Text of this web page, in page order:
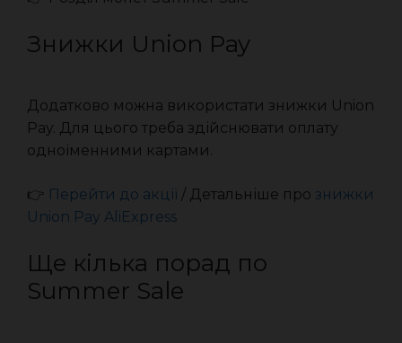
Знижки Union Pay
Додатково можна використати знижки Union
Pay. Для цього треба здійснювати оплату
одноіменними картами.
👉 Перейти до акції / Детальніше про знижки
Union Pay AliExpress
Ще кілька порад по
Summer Sale